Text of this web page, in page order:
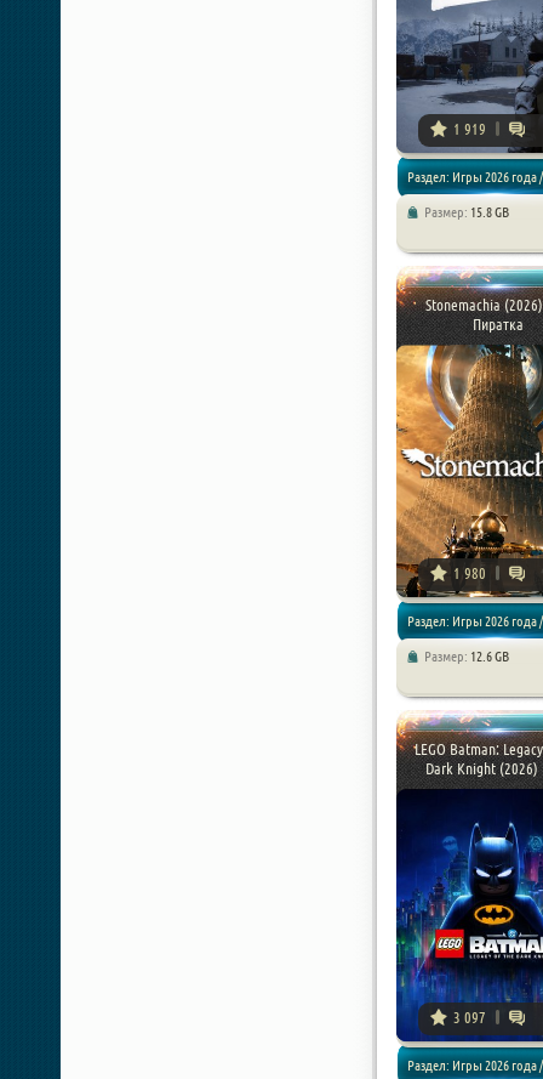
1 919
Раздел: Игры 2026 года /
Размер: 15.8 GB
Stonemachia
Пиратка
1 980
Раздел: Игры 2026 года /
Размер: 12.6 GB
LEGO Batman:
Dark Knight (2026)
3 097
Раздел: Игры 2026 года /